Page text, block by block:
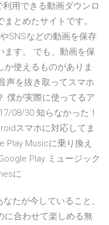
用できる動画ダウンロ
とめたサイトです。
SNSなどの動画を保存
ます。 でも、動画を保
使えるものがありま
声を抜き取ってスマホ
僕が実際に使ってるア
08/30 知らなかった！
スマホに対応してま
Play Musicに乗り換え
Play ミュージック
に
たが今していること、
に合わせて楽しめる無